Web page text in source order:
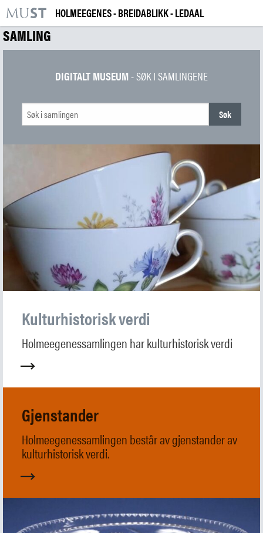
KR
M
BESØK OSS
UTSTILLINGER
ARRANGEMENTER
LÆRING
ENG
Kjøp billett og årskort
Bygg og samling
Utleie
Om Holmeegenes
Om Breidablikk
Om Ledaal
HOLMEEGENES - BREIDABLIKK - LEDAAL
SAMLING
DIGITALT MUSEUM- SØK I SAMLINGENE
Kulturhistorisk verdi
Holmeegenessamlingen har kulturhistorisk verdi
Gjenstander
Holmeegenessamlingen består av gjenstander av
kulturhistorisk verdi.